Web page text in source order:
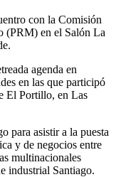
con la Comisión
(PRM) en el Salón La
agenda en
en las que participó
El Portillo, en Las
para asistir a la puesta
y de negocios entre
multinacionales
industrial Santiago.